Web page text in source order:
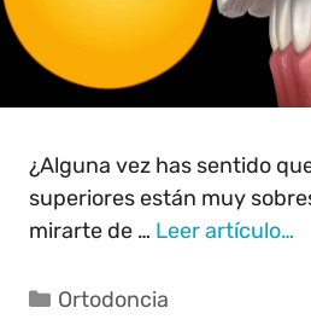
¿Alguna vez has sentido
superiores están muy
mirarte de … Leer artículo…
Ortodoncia